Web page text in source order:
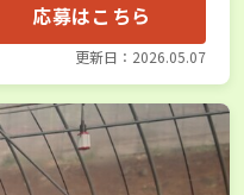
応募はこちら
更新日：2026.05.07